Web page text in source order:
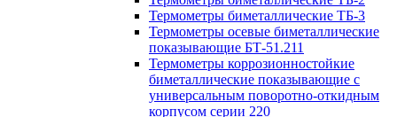
Термометры биметаллические ТБ-3
Термометры осевые биметаллические
показывающие БТ-51.211
Термометры коррозионностойкие
биметаллические показывающие с
универсальным поворотно-откидным
корпусом серии 220